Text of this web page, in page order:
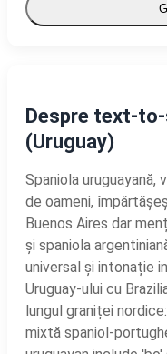
Despre text-
(Uruguay)
Spaniola uruguayană,
de oameni,
Buenos Aires dar
și spaniola
universal și intonație
Uruguay-ului cu
lungul graniței
mixtă spaniol-